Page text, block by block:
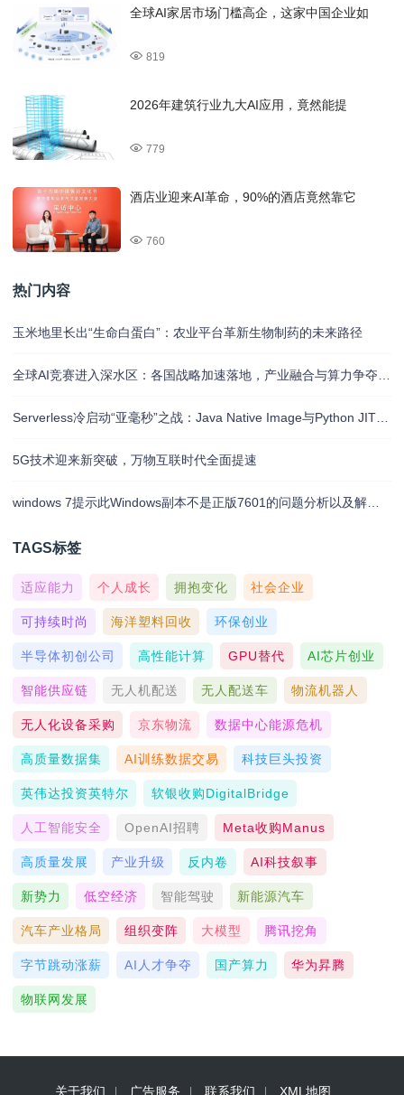
全球AI家居市场门槛高企，这家中国企业如
819
2026年建筑行业九大AI应用，竟然能提
779
酒店业迎来AI革命，90%的酒店竟然靠它
760
热门内容
玉米地里长出“生命白蛋白”：农业平台革新生物制药的未来路径
5G技术迎来新突破，万物互联时代全面提速
TAGS标签
适应能力 个人成长 拥抱变化 社会企业
可持续时尚 海洋塑料回收 环保创业
半导体初创公司 高性能计算 GPU替代 AI芯片创业
智能供应链 无人机配送 无人配送车 物流机器人
无人化设备采购 京东物流 数据中心能源危机
高质量数据集 AI训练数据交易 科技巨头投资
英伟达投资英特尔 软银收购DigitalBridge
人工智能安全 OpenAI招聘 Meta收购Manus
高质量发展 产业升级 反内卷 AI科技叙事
新势力 低空经济 智能驾驶 新能源汽车
汽车产业格局 组织变阵 大模型 腾讯挖角
字节跳动涨薪 AI人才争夺 国产算力 华为昇腾
物联网发展
关于我们 广告服务 联系我们 XML地图